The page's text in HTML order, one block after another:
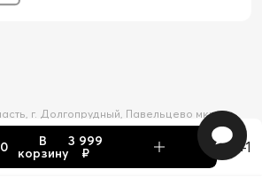
В
корзину
3 999
₽ +1
добавлен в корзину
г. Долгопрудный, Павельцево мкр-н,
магазин Happy Baby